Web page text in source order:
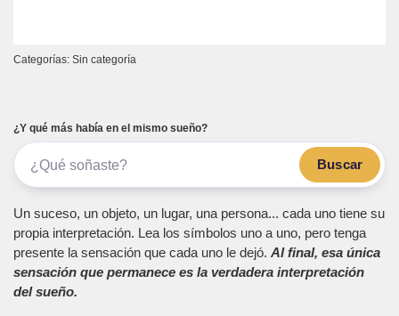
Categorías: Sin categoría
¿Y qué más había en el mismo sueño?
Buscar
Un suceso, un objeto, un lugar, una persona... cada uno tiene su
propia interpretación. Lea los símbolos uno a uno, pero tenga
presente la sensación que cada uno le dejó. Al final, esa única
sensación que permanece es la verdadera interpretación
del sueño.